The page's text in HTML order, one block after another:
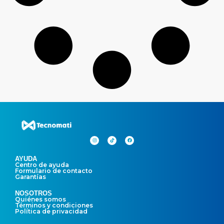
AYUDA
Centro de ayuda
Formulario de contacto
Garantías
NOSOTROS
Quiénes somos
Términos y condiciones
Política de privacidad